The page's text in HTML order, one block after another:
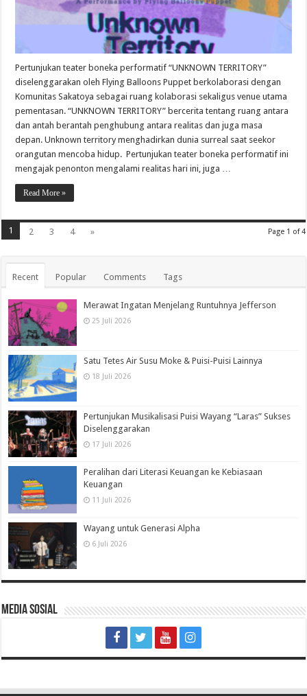
Pertunjukan teater boneka performatif “UNKNOWN TERRITORY”
diselenggarakan oleh Flying Balloons Puppet berkolaborasi dengan
Komunitas Sakatoya sebagai ruang kolaborasi sekaligus venue utama
pementasan. “UNKNOWN TERRITORY” bercerita tentang ruang antara
dan antah berantah penghubung antara realitas dan juga masa
depan. Unknown territory menghadirkan dunia surreal saat seekor
orangutan mencoba hidup. Pertunjukan teater boneka performatif ini
mengajak penonton mengalami realitas hari ini, juga …
Read More »
Page 1 of 4
1 2 3 4 »
Recent Popular Comments Tags
Merawat Ingatan Menjelang Runtuhnya Jefferson
25 Juli 2026
Satu Tetes Air Susu Moke & Puisi-Puisi Lainnya
18 Juli 2026
Pertunjukan Musikalisasi Puisi Wayang “Laras” Sukses
Diselenggarakan
17 Juli 2026
Peralihan dari Literasi Keuangan ke Kebiasaan
Keuangan
11 Juli 2026
Wayang untuk Generasi Alpha
6 Juli 2026
Media Sosial